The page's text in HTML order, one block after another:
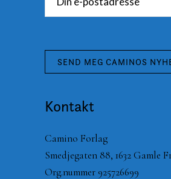
Kontakt
Camino Forlag
Smedjegaten 88, 1632 Gamle
Org.nummer 925726699